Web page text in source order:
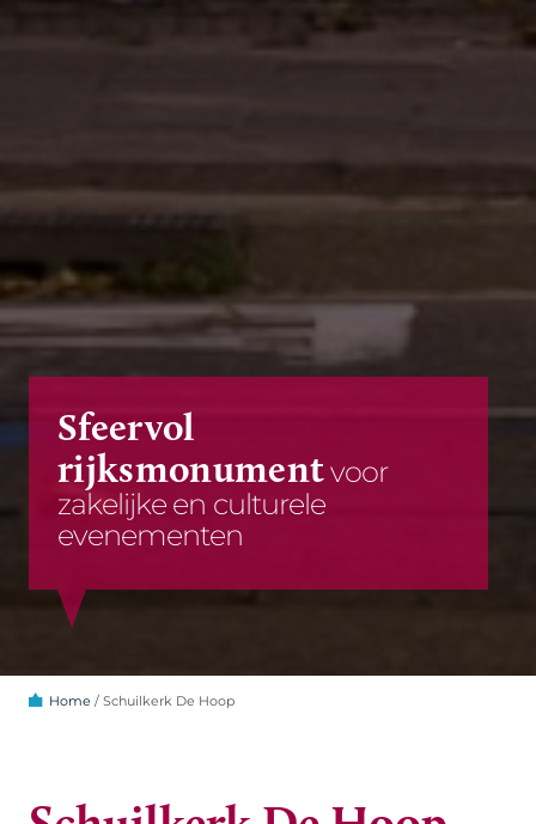
Sfeervol
rijksmonumentvoor
zakelijke en culturele
evenementen
Home /Schuilkerk De Hoop